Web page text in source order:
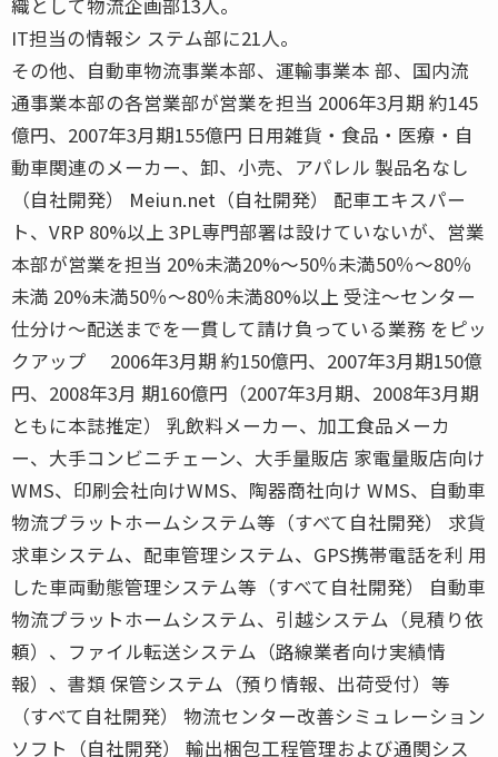
IT担当の情報シ ステム部に21人。
その他、自動車物流事業本部、運輸事業本 部、国内流
通事業本部の各営業部が営業を担当 2006年3月期 約145
億円、2007年3月期155億円 日用雑貨・食品・医療・自
動車関連のメーカー、卸、小売、アパレル 製品名なし
（自社開発） Meiun.net（自社開発） 配車エキスパー
ト、VRP 80%以上 3PL専門部署は設けていないが、営業
本部が営業を担当 20%未満20%〜50％未満50％〜80％
未満 20%未満50％〜80％未満80%以上 受注〜センター
仕分け〜配送までを一貫して請け負っている業務 をピッ
クアップ 2006年3月期 約150億円、2007年3月期150億
円、2008年3月 期160億円（2007年3月期、2008年3月期
ともに本誌推定） 乳飲料メーカー、加工食品メーカ
ー、大手コンビニチェーン、大手量販店 家電量販店向け
WMS、印刷会社向けWMS、陶器商社向け WMS、自動車
物流プラットホームシステム等（すべて自社開発） 求貨
求車システム、配車管理システム、GPS携帯電話を利 用
した車両動態管理システム等（すべて自社開発） 自動車
物流プラットホームシステム、引越システム（見積り依
頼）、ファイル転送システム（路線業者向け実績情
報）、書類 保管システム（預り情報、出荷受付）等
（すべて自社開発） 物流センター改善シミュレーション
ソフト（自社開発） 輸出梱包工程管理および通関シス